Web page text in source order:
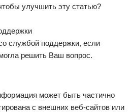
улучшить эту статью?
службой поддержки, если
решить Ваш вопрос.
может быть частично
с внешних веб-сайтов или